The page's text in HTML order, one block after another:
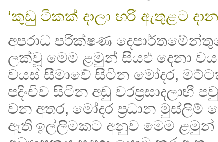
‘කුඩු ටිකක් දාලා හරි ඇතුළට
අපරාධ පරික්ෂණ
ලක්වූ මෙම ළමුන් සියළු දෙනා
වයස් සීමාවේ සිටින මෝදර,
පදිංචිව සිටින අඩු වරප්‍රසාදලාභී
වන අතර, මෝදර ප්‍රධාන මුස්ලිම්
ඇති ඉල්ලිමකට අනුව මෙම ළමුන්